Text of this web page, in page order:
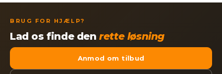
BRUG FOR HJÆLP?
Lad os finde denrette løsning
Anmod om tilbud